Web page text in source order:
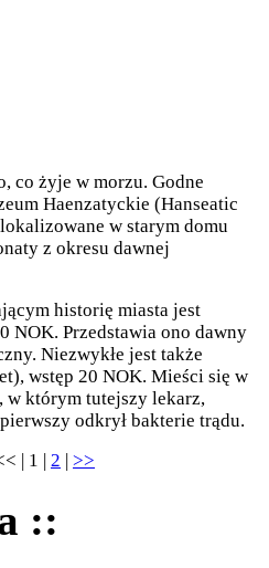
co żyje w morzu. Godne
Haenzatyckie (Hanseatic
w starym domu
z okresu dawnej
historię miasta jest
NOK. Przedstawia ono dawny
Niezwykłe jest także
wstęp 20 NOK. Mieści się w
w którym tutejszy lekarz,
odkrył bakterie trądu.
| 1 | 2 | >>
::